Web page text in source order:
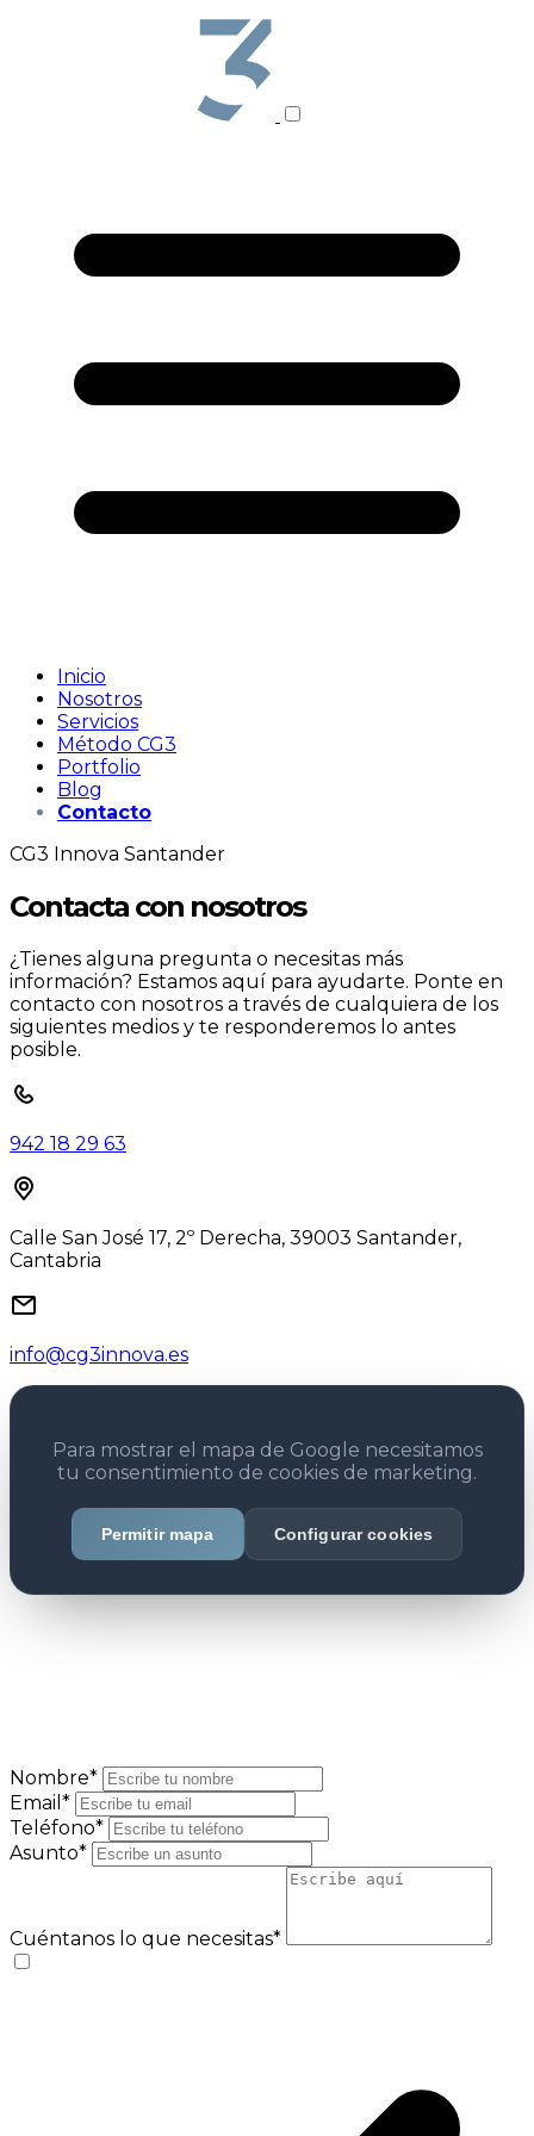
Inicio
Nosotros
Servicios
Método CG3
Portfolio
Blog
Contacto
CG3 Innova Santander
Contacta con nosotros
¿Tienes alguna pregunta o necesitas más
información? Estamos aquí para ayudarte. Ponte en
contacto con nosotros a través de cualquiera de los
siguientes medios y te responderemos lo antes
posible.
942 18 29 63
Calle San José 17, 2º Derecha, 39003 Santander,
Cantabria
info@cg3innova.es
Para mostrar el mapa de Google necesitamos
tu consentimiento de cookies de marketing.
Permitir mapa Configurar cookies
Nombre*
Email*
Teléfono*
Asunto*
Cuéntanos lo que necesitas*